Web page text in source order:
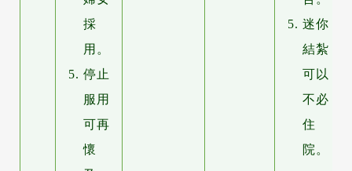
採
用。
停止
服用
可再
懷
迷你
結紮
可以
不必
住
院。